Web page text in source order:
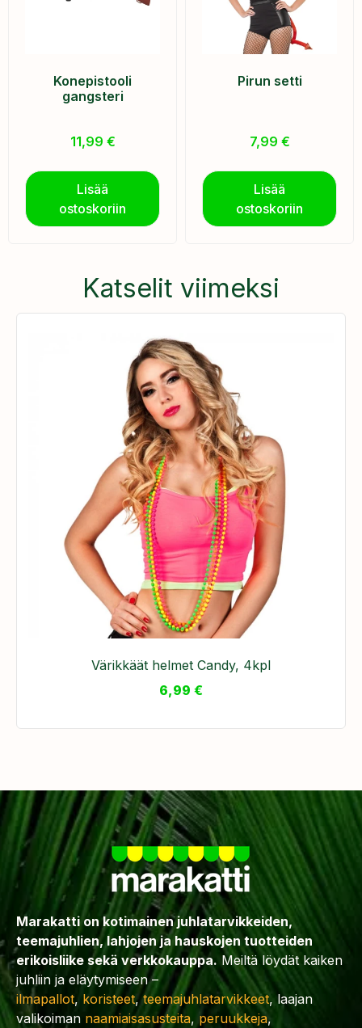
Konepistooli
gangsteri
11,99 €
Lisää
ostoskoriin
Pirun setti
7,99 €
Lisää
ostoskoriin
Katselit viimeksi
Värikkäät helmet Candy, 4kpl
6,99 €
Marakatti on kotimainen juhlatarvikkeiden,
teemajuhlien, lahjojen ja hauskojen tuotteiden
erikoisliike sekä verkkokauppa. Meiltä löydät kaiken
juhliin ja eläytymiseen –
ilmapallot, koristeet,teemajuhlatarvikkeet, laajan
valikoiman naamiaisasusteita, peruukkeja,